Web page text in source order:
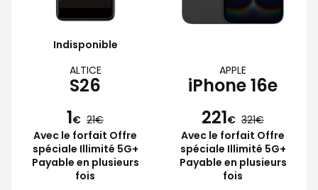
Indisponible
ALTICE
S26
1€ 21
Avec le forfait Offre
spéciale Illimité 5G+
Payable en plusieurs
fois
APPLE
iPhone 16e
221€ 321
Avec le forfait Offre
spéciale Illimité 5G+
Payable en plusieurs
fois